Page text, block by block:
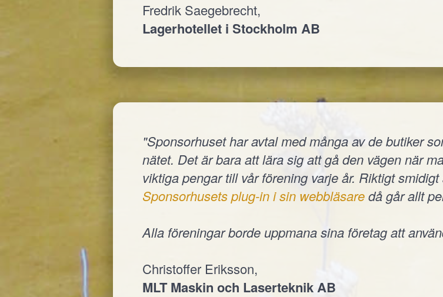
Fredrik Saegebrecht,
Lagerhotellet i Stockholm AB
"Sponsorhuset har avtal med många av de butiker
nätet. Det är bara att lära sig att gå den vägen när
viktiga pengar till vår förening varje år. Riktigt
Sponsorhusets plug-in i sin webbläsaredå går allt
Alla föreningar borde uppmana sina företag att
Christoffer Eriksson,
MLT Maskin och Laserteknik AB